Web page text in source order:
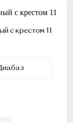
с крестом 11